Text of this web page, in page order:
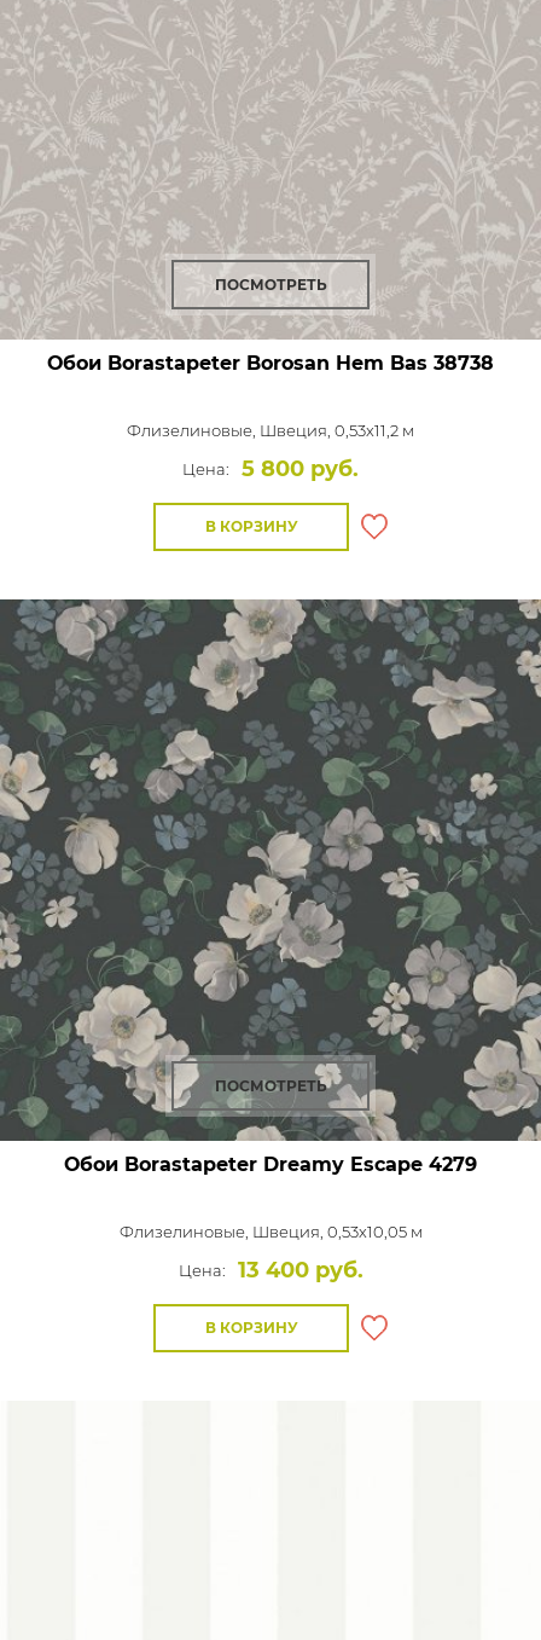
ПОСМОТРЕТЬ
Обои Borastapeter Borosan Hem Bas 38738
Флизелиновые, Швеция, 0,53x11,2 м
Цена:
5 800 руб.
В КОРЗИНУ
ПОСМОТРЕТЬ
Обои Borastapeter Dreamy Escape 4279
Флизелиновые, Швеция, 0,53x10,05 м
Цена:
13 400 руб.
В КОРЗИНУ